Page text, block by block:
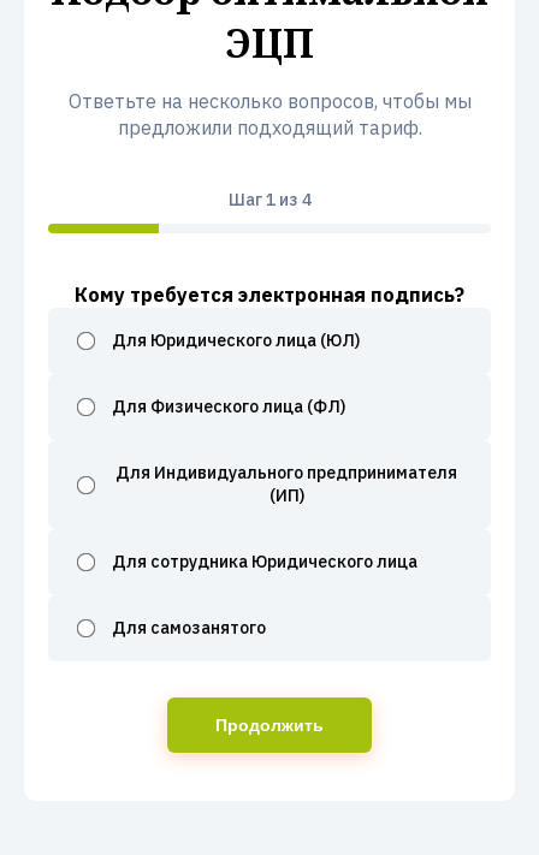
ЭЦП
Ответьте на несколько вопросов, чтобы мы
предложили подходящий тариф.
Шаг1из 4
Кому требуется электронная подпись?
Для Юридического лица (ЮЛ)
Для Физического лица (ФЛ)
Для Индивидуального предпринимателя
(ИП)
Для сотрудника Юридического лица
Для самозанятого
Продолжить